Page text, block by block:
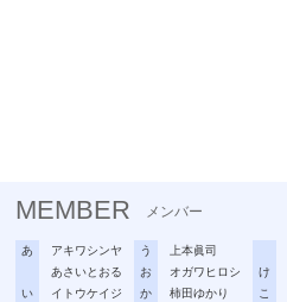
MEMBER メンバー
あ
アキワシンヤ
あさいとおる
い
イトウケイジ
う
上本眞司
お
オガワヒロシ
か
柿田ゆかり
け
こ